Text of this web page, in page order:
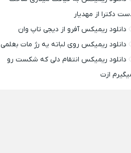
دکترا از مهدیار
دانلود ریمیکس آفرو از ديجی تاپ وان
دانلود ریمیکس روی لباته یه رژ مات بغلمی
دانلود ریمیکس انتقام دلی که شکست رو
ازت